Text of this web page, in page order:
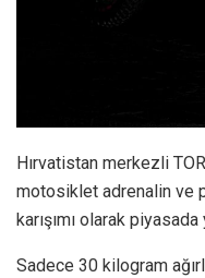
Hırvatistan merkezli
motosiklet adrenalin ve
karışımı olarak
Sadece 30 kilogram